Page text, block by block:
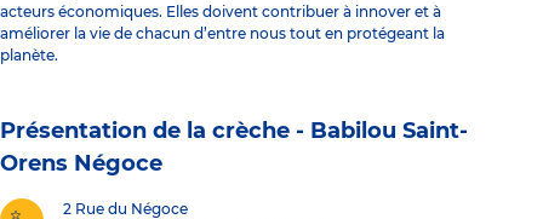
acteurs économiques. Elles doivent contribuer à innover et à
améliorer la vie de chacun d’entre nous tout en protégeant la
planète.
Présentation de la crèche - Babilou Saint-
Orens Négoce
2 Rue du Négoce